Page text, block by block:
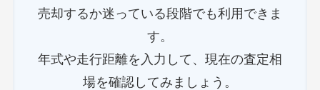
売却するか迷っている段階でも利用できま
す。
年式や走行距離を入力して、現在の査定相
場を確認してみましょう。